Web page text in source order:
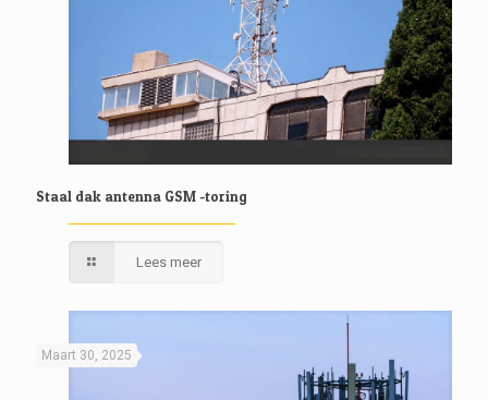
Staal dak antenna GSM -toring
Lees meer
Maart 30, 2025